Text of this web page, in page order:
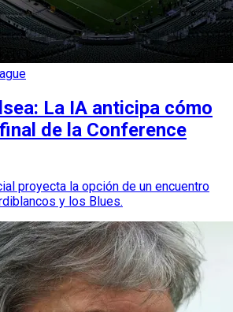
La IA anticipa cómo
de la Conference
proyecta la opción de un encuentro
y los Blues.